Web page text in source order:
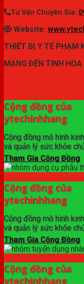
Tư Vấn Chuyên Gia:
Website:
THIẾT BỊ Y TẾ PHẠM
MANG ĐẾN TINH
Cộng đồng của
ytechinhhang
Cộng đồng mô hình
và quản lý sức khỏe
Tham Gia Cộng Đồng
Cộng đồng của
ytechinhhang
Cộng đồng mô hình
và quản lý sức khỏe
Tham Gia Cộng Đồng
Cộng đồng của
ytechinhhang